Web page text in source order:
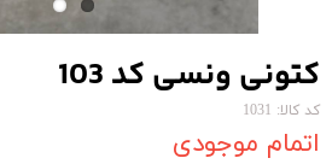
کتونی ونسی کد 103
کد کالا: 1031
اتمام موجودی